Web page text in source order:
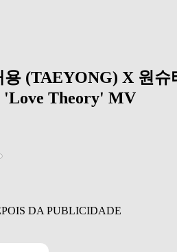
(TAEYONG) X 원슈
'Love Theory' MV